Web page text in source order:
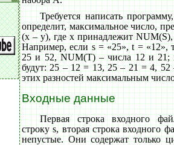
Требуется написать
определит, максимальное число,
(x – y), где x принадлежит
Например, если s = «25», t = «12»,
25 и 52, NUM(T) – числа 12 и 21;
будут: 25 – 12 = 13, 25 – 21 = 4,
этих разностей максимальным
Входные данные
Первая строка входного
строку s, вторая строка входного
непустые. Они содержат только